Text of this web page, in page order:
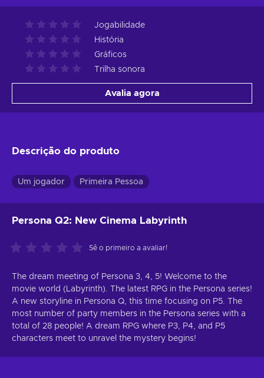
Jogabilidade
História
Gráficos
Trilha sonora
Avalia agora
Descrição do produto
Um jogador Primeira Pessoa
Persona Q2: New Cinema Labyrinth
Sê o primeiro a avaliar!
The dream meeting of Persona 3, 4, 5! Welcome to the
movie world (Labyrinth). The latest RPG in the Persona series!
A new storyline in Persona Q, this time focusing on P5. The
most number of party members in the Persona series with a
total of 28 people! A dream RPG where P3, P4, and P5
characters meet to unravel the mystery begins!